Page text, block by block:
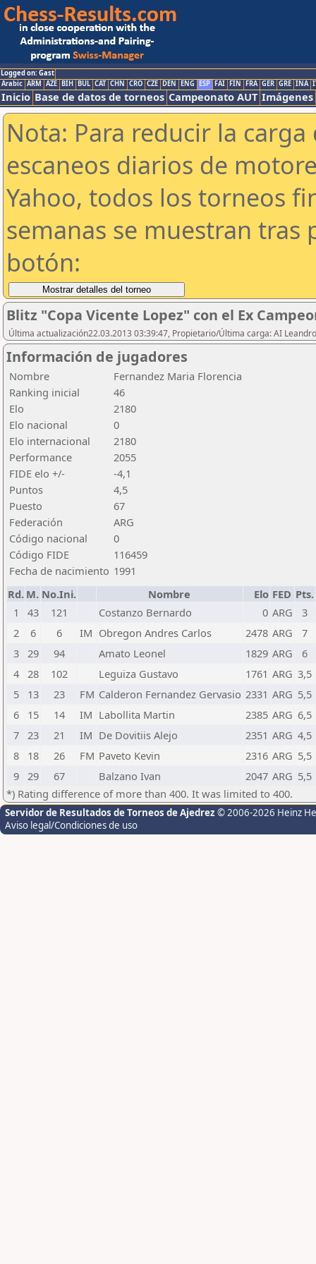
Logged on: Gast
Arabic ARM AZE BIH BUL CAT CHN CRO CZE DEN ENG ESP FAI FIN FRA GER GRE INA
Inicio Base de datos de torneos Campeonato AUT Imágenes
Nota: Para reducir la
escaneos diarios de
Yahoo, todos los torneos
semanas se muestran tras
botón:
Blitz "Copa Vicente Lopez" con el Ex
Última actualización22.03.2013 03:39:47, Propietario/Última carga: AI
Información de jugadores
Nombre
Fernandez Maria Florencia
Ranking inicial
46
Elo
2180
Elo nacional
0
Elo internacional
2180
Performance
2055
FIDE elo +/-
-4,1
Puntos
4,5
Puesto
67
Federación
ARG
Código nacional
0
Código FIDE
116459
Fecha de nacimiento 1991
Rd. M. No.Ini. Nombre Elo FED Pts.
1
43 121 Costanzo Bernardo 0 ARG
3
2
6 6 IM Obregon Andres Carlos 2478 ARG
7
3 29 94 Amato Leonel 1829 ARG
6
4 28 102 Leguiza Gustavo 1761 ARG 3,5
5
13 23 FM Calderon Fernandez Gervasio 2331 ARG 5,5
6
15 14 IM Labollita Martin 2385 ARG 6,5
7 23 21 IM De Dovitiis Alejo 2351 ARG 4,5
8
18 26 FM Paveto Kevin 2316 ARG 5,5
9 29 67 Balzano Ivan 2047 ARG 5,5
*) Rating difference of more than 400. It was limited to 400.
Servidor de Resultados de Torneos de Ajedrez © 2006-2026 Heinz
Aviso legal/Condiciones de uso